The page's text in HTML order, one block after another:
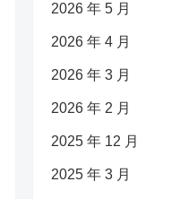
2026 年 5 月
2026 年 4 月
2026 年 3 月
2026 年 2 月
2025 年 12 月
2025 年 3 月